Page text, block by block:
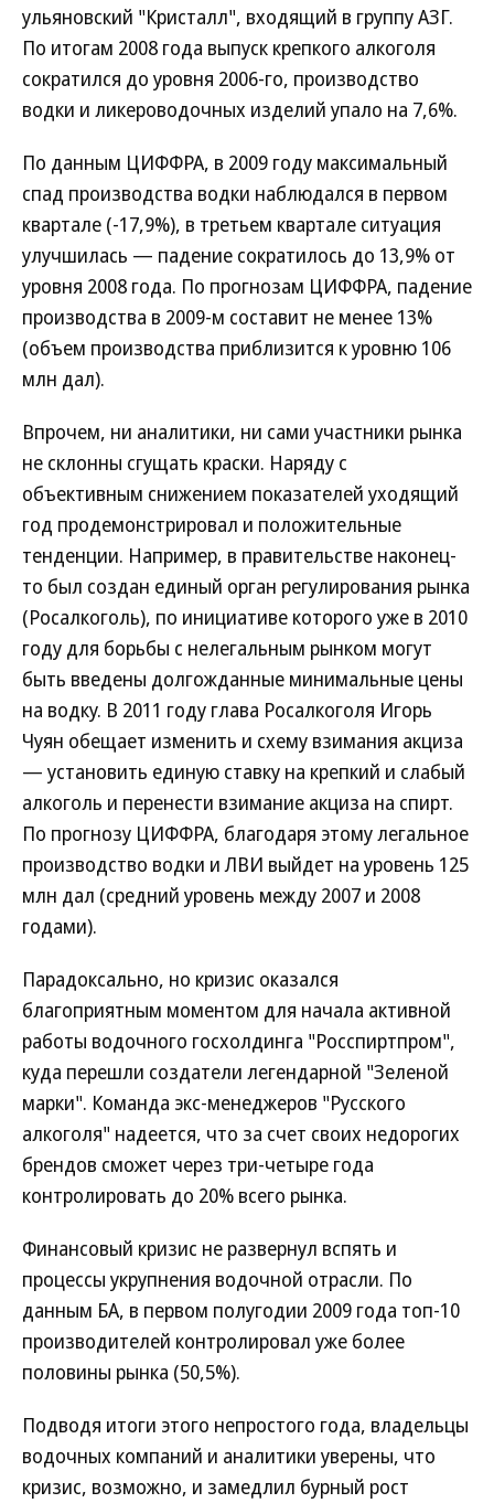
ульяновский "Кристалл", входящий в группу АЗГ.
По итогам 2008 года выпуск крепкого алкоголя
сократился до уровня 2006-го, производство
водки и ликероводочных изделий упало на 7,6%.
По данным ЦИФФРА, в 2009 году максимальный
спад производства водки наблюдался в первом
квартале (-17,9%), в третьем квартале ситуация
улучшилась — падение сократилось до 13,9% от
уровня 2008 года. По прогнозам ЦИФФРА, падение
производства в 2009-м составит не менее 13%
(объем производства приблизится к уровню 106
млн дал).
Впрочем, ни аналитики, ни сами участники рынка
не склонны сгущать краски. Наряду с
объективным снижением показателей уходящий
год продемонстрировал и положительные
тенденции. Например, в правительстве наконец-
то был создан единый орган регулирования рынка
(Росалкоголь), по инициативе которого уже в 2010
году для борьбы с нелегальным рынком могут
быть введены долгожданные минимальные цены
на водку. В 2011 году глава Росалкоголя Игорь
Чуян обещает изменить и схему взимания акциза
— установить единую ставку на крепкий и слабый
алкоголь и перенести взимание акциза на спирт.
По прогнозу ЦИФФРА, благодаря этому легальное
производство водки и ЛВИ выйдет на уровень 125
млн дал (средний уровень между 2007 и 2008
годами).
Парадоксально, но кризис оказался
благоприятным моментом для начала активной
работы водочного госхолдинга "Росспиртпром",
куда перешли создатели легендарной "Зеленой
марки". Команда экс-менеджеров "Русского
алкоголя" надеется, что за счет своих недорогих
брендов сможет через три-четыре года
контролировать до 20% всего рынка.
Финансовый кризис не развернул вспять и
процессы укрупнения водочной отрасли. По
данным БА, в первом полугодии 2009 года топ-10
производителей контролировал уже более
половины рынка (50,5%).
Подводя итоги этого непростого года, владельцы
водочных компаний и аналитики уверены, что
кризис, возможно, и замедлил бурный рост